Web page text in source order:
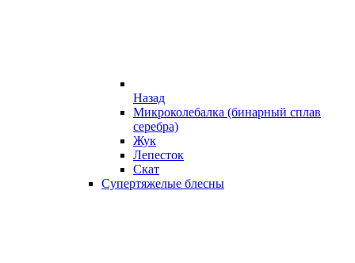
Назад
Микроколебалка (бинарный сплав
серебра)
Жук
Лепесток
Скат
Супертяжелые блесны